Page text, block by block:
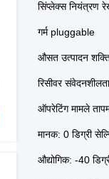
सिंप्लेक्स नियंत्रण
गर्म pluggable
औसत उत्पादन
रिसीवर
ऑपरेटिंग मामले
मानक: 0 डिग्री
औद्योगिक: -40